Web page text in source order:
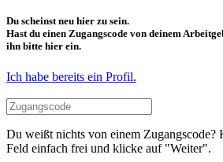
Du scheinst neu hier zu sein.
Hast du einen Zugangscode von deinem
ihn bitte hier ein.
Ich habe bereits ein Profil.
Du weißt nichts von einem Zugangscode?
Feld einfach frei und klicke auf "Weiter".